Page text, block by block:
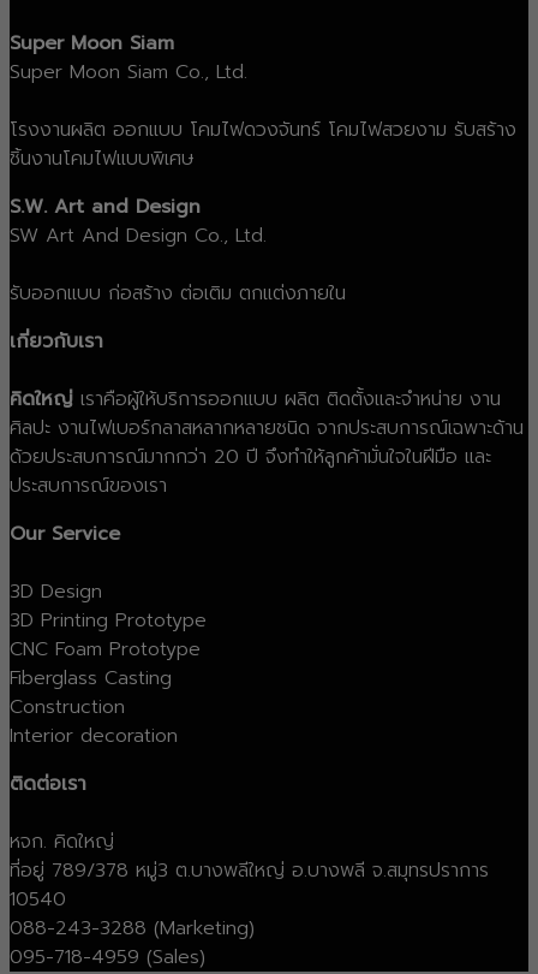
Super Moon Siam
Super Moon Siam Co., Ltd.
โรงงานผลิต ออกแบบ โคมไฟดวงจันทร์ โคมไฟสวยงาม รับสร้าง
ชิ้นงานโคมไฟแบบพิเศษ
S.W. Art and Design
SW Art And Design Co., Ltd.
รับออกแบบ ก่อสร้าง ต่อเติม ตกแต่งภายใน
เกี่ยวกับเรา
คิดใหญ่ เราคือผู้ให้บริการออกแบบ ผลิต ติดตั้งและจำหน่าย งาน
ศิลปะ งานไฟเบอร์กลาสหลากหลายชนิด จากประสบการณ์เฉพาะด้าน
ด้วยประสบการณ์มากกว่า 20 ปี จึงทำให้ลูกค้ามั่นใจในฝีมือ และ
ประสบการณ์ของเรา
Our Service
3D Design
3D Printing Prototype
CNC Foam Prototype
Fiberglass Casting
Construction
Interior decoration
ติดต่อเรา
หจก. คิดใหญ่
ที่อยู่ 789/378 หมู่3 ต.บางพลีใหญ่ อ.บางพลี จ.สมุทรปราการ
10540
088-243-3288 (Marketing)
095-718-4959 (Sales)